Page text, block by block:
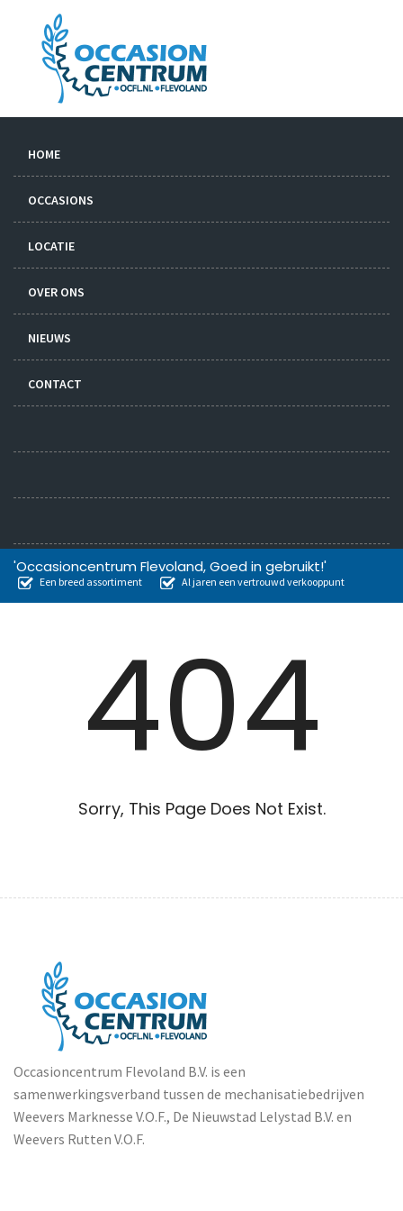
HOME
OCCASIONS
LOCATIE
OVER ONS
NIEUWS
CONTACT
'Occasioncentrum Flevoland, Goed in gebruikt!'
Een breed assortiment Al jaren een vertrouwd verkooppunt
404
Sorry, This Page Does Not Exist.
Occasioncentrum Flevoland B.V. is een
samenwerkingsverband tussen de mechanisatiebedrijven
Weevers Marknesse V.O.F., De Nieuwstad Lelystad B.V. en
Weevers Rutten V.O.F.